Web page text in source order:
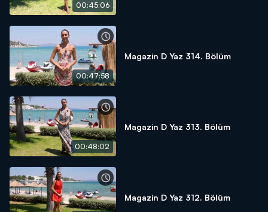
00:45:06
00:47:58
Magazin D Yaz 314. Bölüm
00:48:02
Magazin D Yaz 313. Bölüm
Magazin D Yaz 312. Bölüm